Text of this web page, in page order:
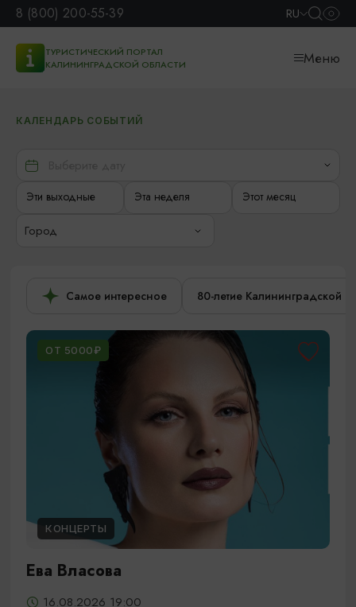
8 (800) 200-55-39 RU
ТУРИСТИЧЕСКИЙ ПОРТАЛ
КАЛИНИНГРАДСКОЙ ОБЛАСТИ
Меню
КАЛЕНДАРЬ СОБЫТИЙ
Эти выходные Эта неделя Этот месяц
Город
Самое интересное 80-летие Калининградской
ОТ 5000₽
КОНЦЕРТЫ
Ева Власова
16.08.2026 19:00